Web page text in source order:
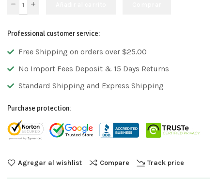
Professional customer service:
Free Shipping on orders over $25.00
No Import Fees Deposit & 15 Days Returns
Standard Shipping and Express Shipping
Purchase protection:
Agregar al wishlist Compare Track price